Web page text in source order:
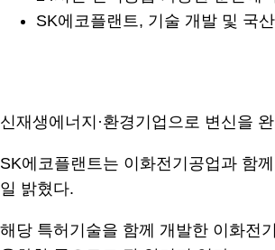
SK에코플랜트, 기술 개발 및 국
신재생에너지·환경기업으로 변신을
SK에코플랜트는 이화전기공업과 함
일 밝혔다.
해당 특허기술을 함께 개발한 이화전